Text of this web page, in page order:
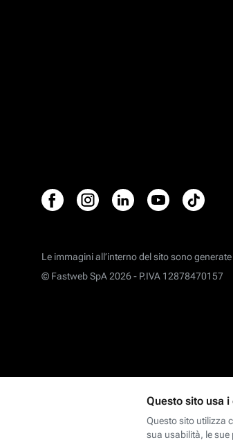
Le immagini all’interno del sito sono
© Fastweb SpA 2026 - P.IVA 12878470157